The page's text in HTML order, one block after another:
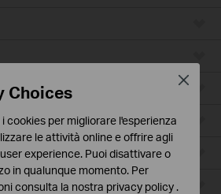
Choices
cookies per migliorare l'esperienza
le attività online e offrire agli
experience. Puoi disattivare o
in qualunque momento. Per
consulta la nostra privacy policy .
Close